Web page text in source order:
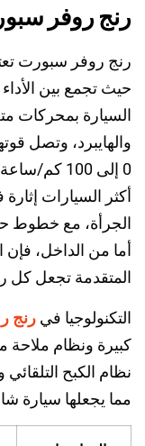
رنج روفر
رنج روفر سبورت
حيث تجمع بين الأداء
السيارة بمحركات
0 إلى 100
أكثر السيارات
الجرأة، مع خطوط
أما من الداخل، فإن
المتقدمة تجعل كل
التكنولوجيا في رنج
كبيرة ونظام ملاحة
نظام الكبح
مما يجعلها سيارة